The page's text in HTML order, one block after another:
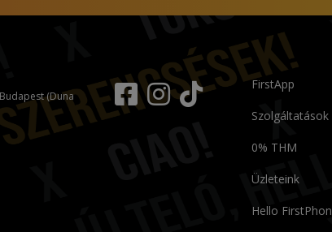
FirstApp
Szolgáltatások
0% THM
Üzleteink
Hello
(Duna